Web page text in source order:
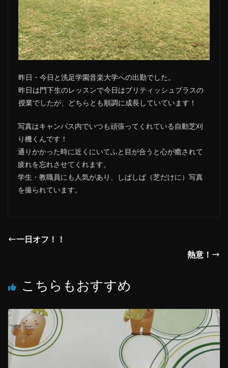
昨日・今日と洗足学園音楽大学への出勤でした。
昨日は門下生のレッスンで今日はブリティッシュブラスの
授業でしたが、どちらとも順調に成長していています！
写真はキャンパス内でいつも頑張ってくれている自動芝刈
り機くんです！
通りかかった時に近くにいてふと目が合うと心が癒されて
疲れを忘れさせてくれます。
学生・教職員にも人気があり、しばしば（芝だけに）写真
を撮られています。
一日オフ！！
熱意！
こちらもおすすめ